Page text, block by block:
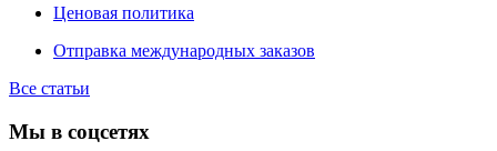
Ценовая политика
Отправка международных заказов
Все статьи
Мы в соцсетях